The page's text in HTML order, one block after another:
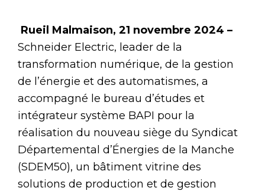
Rueil Malmaison, 21 novembre 2024 –
Schneider Electric, leader de la
transformation numérique, de la gestion
de l’énergie et des automatismes, a
accompagné le bureau d’études et
intégrateur système BAPI pour la
réalisation du nouveau siège du Syndicat
Départemental d’Énergies de la Manche
(SDEM50), un bâtiment vitrine des
solutions de production et de gestion